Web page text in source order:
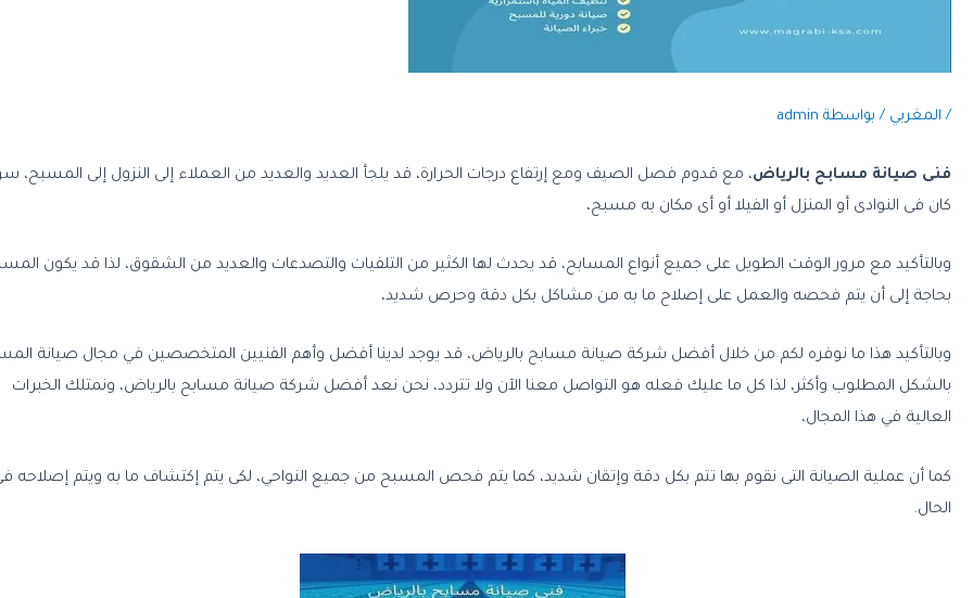
/ المغربي / بواسطة admin
فنى صيانة مسابح بالرياض، مع قدوم فصل الصيف ومع إرتفاع درجات الحرارة، قد يلجأ العديد والعديد من العملاء إلى النزول إلى المسبح،
كان فى النوادى أو المنزل أو الفيلا أو أى مكان به مسبح،
وبالتأكيد مع مرور الوقت الطويل على جميع أنواع المسابح، قد يحدث لها الكثير من التلفيات والتصدعات والعديد من الشقوق، لذا قد يكون
بحاجة إلى أن يتم فحصه والعمل على إصلاح ما به من مشاكل بكل دقة وحرص شديد،
وبالتأكيد هذا ما نوفره لكم من خلال أفضل شركة صيانة مسابح بالرياض، قد يوجد لدينا أفضل وأهم الفنيين المتخصصين في مجال صيانة
بالشكل المطلوب وأكثر، لذا كل ما عليك فعله هو التواصل معنا الآن ولا تتردد، نحن نعد أفضل شركة صيانة مسابح بالرياض، ونمتلك الخبرات
العالية في هذا المجال،
كما أن عملية الصيانة التى نقوم بها تتم بكل دقة وإتقان شديد، كما يتم فحص المسبح من جميع النواحي، لكى يتم إكتشاف ما به ويتم إصلاحه
الحال.